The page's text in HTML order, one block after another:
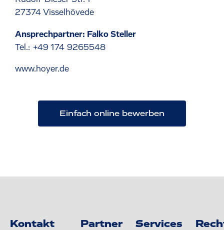
27374 Visselhövede
Ansprechpartner: Falko Steller
Tel.: +49 174 9265548
www.hoyer.de
Einfach online bewerben
Kontakt Partner Services